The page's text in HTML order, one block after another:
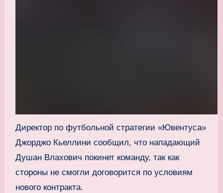
Директор по футбольной стратегии «Ювентуса»
Джорджо Кьеллини сообщил, что нападающий
Душан Влахович покинет команду, так как
стороны не смогли договорится по условиям
нового контракта.